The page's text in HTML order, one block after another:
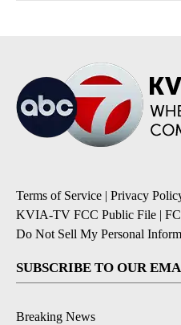
Terms of Service | Privacy
KVIA-TV FCC Public File |
Do Not Sell My Personal
SUBSCRIBE TO OUR
Breaking News